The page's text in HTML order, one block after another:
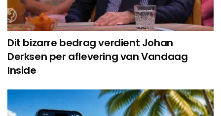
Dit bizarre bedrag verdient Johan
Derksen per aflevering van Vandaag
Inside